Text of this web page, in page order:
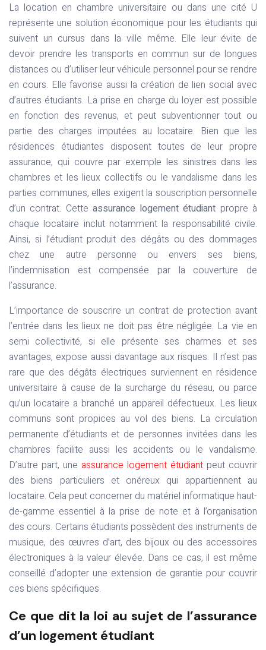
La location en chambre universitaire ou dans une cité U
représente une solution économique pour les étudiants qui
suivent un cursus dans la ville même. Elle leur évite de
devoir prendre les transports en commun sur de longues
distances ou d’utiliser leur véhicule personnel pour se rendre
en cours. Elle favorise aussi la création de lien social avec
d’autres étudiants. La prise en charge du loyer est possible
en fonction des revenus, et peut subventionner tout ou
partie des charges imputées au locataire. Bien que les
résidences étudiantes disposent toutes de leur propre
assurance, qui couvre par exemple les sinistres dans les
chambres et les lieux collectifs ou le vandalisme dans les
parties communes, elles exigent la souscription personnelle
d’un contrat. Cette assurance logement étudiant propre à
chaque locataire inclut notamment la responsabilité civile.
Ainsi, si l’étudiant produit des dégâts ou des dommages
chez une autre personne ou envers ses biens,
l’indemnisation est compensée par la couverture de
l’assurance.
L’importance de souscrire un contrat de protection avant
l’entrée dans les lieux ne doit pas être négligée. La vie en
semi collectivité, si elle présente ses charmes et ses
avantages, expose aussi davantage aux risques. Il n’est pas
rare que des dégâts électriques surviennent en résidence
universitaire à cause de la surcharge du réseau, ou parce
qu’un locataire a branché un appareil défectueux. Les lieux
communs sont propices au vol des biens. La circulation
permanente d’étudiants et de personnes invitées dans les
chambres facilite aussi les accidents ou le vandalisme.
D’autre part, une assurance logement étudiant peut couvrir
des biens particuliers et onéreux qui appartiennent au
locataire. Cela peut concerner du matériel informatique haut-
de-gamme essentiel à la prise de note et à l’organisation
des cours. Certains étudiants possèdent des instruments de
musique, des œuvres d’art, des bijoux ou des accessoires
électroniques à la valeur élevée. Dans ce cas, il est même
conseillé d’adopter une extension de garantie pour couvrir
ces biens spécifiques.
Ce que dit la loi au sujet de l’assurance
d’un logement étudiant